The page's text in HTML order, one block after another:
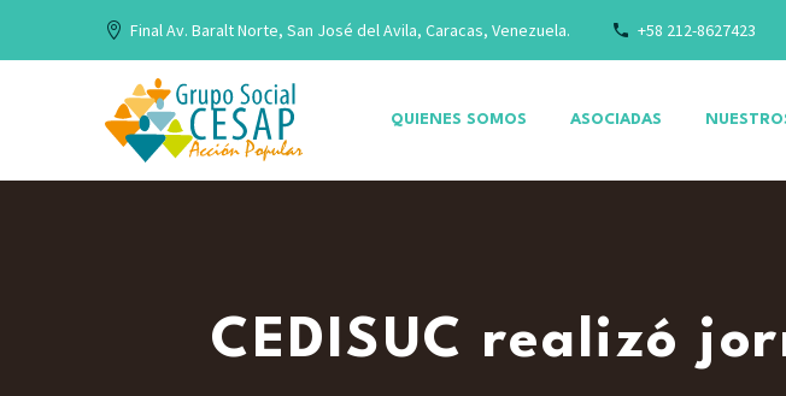
Final Av. Baralt Norte, San José del Avila, Caracas, Venezuela. +58 212-8627423
QUIENES SOMOS ASOCIADAS
CEDISUC realizó